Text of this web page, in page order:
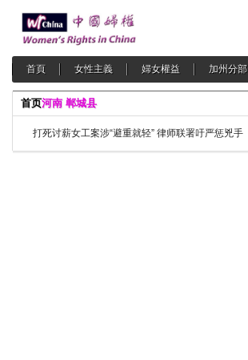
首頁 女性主義 婦女權益 加州分部
首页河南 郸城县
打死讨薪女工案涉“避重就轻” 律师联署吁严惩兇手